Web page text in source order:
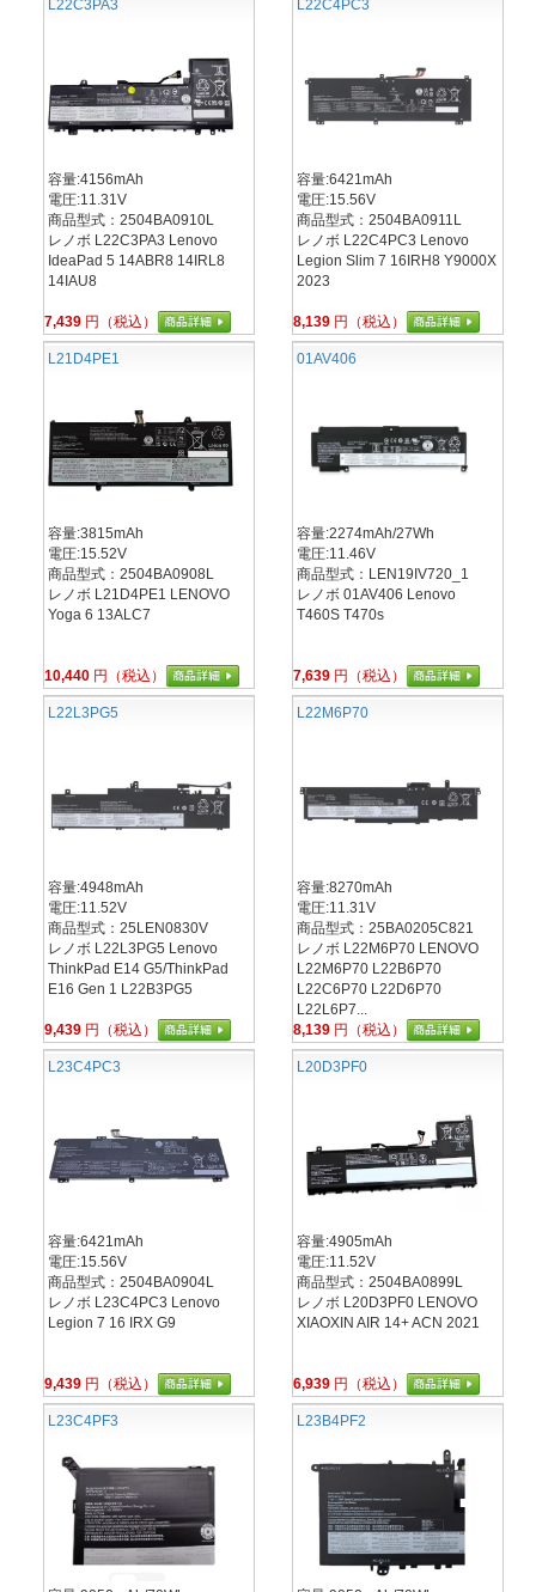
L22C3PA3
容量:4156mAh
電圧:11.31V
商品型式：2504BA0910L
レノボ L22C3PA3 Lenovo
IdeaPad 5 14ABR8 14IRL8
14IAU8
7,439 円（税込）
L22C4PC3
容量:6421mAh
電圧:15.56V
商品型式：2504BA0911L
レノボ L22C4PC3 Lenovo
Legion Slim 7 16IRH8 Y9000X
2023
8,139 円（税込）
L21D4PE1
容量:3815mAh
電圧:15.52V
商品型式：2504BA0908L
レノボ L21D4PE1 LENOVO
Yoga 6 13ALC7
10,440 円（税込）
01AV406
容量:2274mAh/27Wh
電圧:11.46V
商品型式：LEN19IV720_1
レノボ 01AV406 Lenovo
T460S T470s
7,639 円（税込）
L22L3PG5
容量:4948mAh
電圧:11.52V
商品型式：25LEN0830V
レノボ L22L3PG5 Lenovo
ThinkPad E14 G5/ThinkPad
E16 Gen 1 L22B3PG5
9,439 円（税込）
L22M6P70
容量:8270mAh
電圧:11.31V
商品型式：25BA0205C821
レノボ L22M6P70 LENOVO
L22M6P70 L22B6P70
L22C6P70 L22D6P70
L22L6P7...
8,139 円（税込）
L23C4PC3
容量:6421mAh
電圧:15.56V
商品型式：2504BA0904L
レノボ L23C4PC3 Lenovo
Legion 7 16 IRX G9
9,439 円（税込）
L20D3PF0
容量:4905mAh
電圧:11.52V
商品型式：2504BA0899L
レノボ L20D3PF0 LENOVO
XIAOXIN AIR 14+ ACN 2021
6,939 円（税込）
L23C4PF3 L23B4PF2